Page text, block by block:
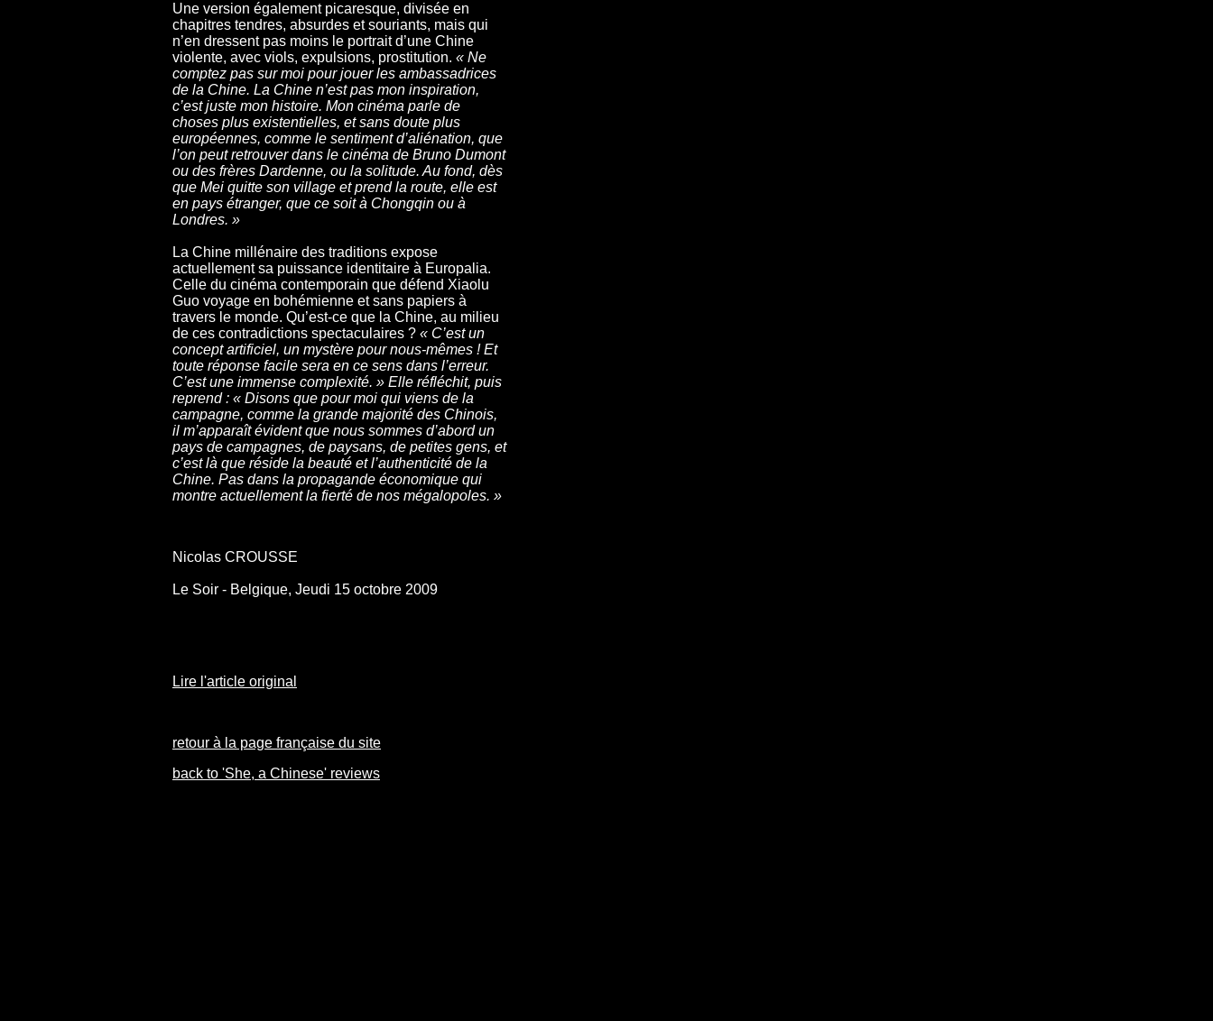
Une version également picaresque, divisée en
chapitres tendres, absurdes et souriants, mais qui
n’en dressent pas moins le portrait d’une Chine
violente, avec viols, expulsions, prostitution. « Ne
comptez pas sur moi pour jouer les ambassadrices
de la Chine. La Chine n’est pas mon inspiration,
c’est juste mon histoire. Mon cinéma parle de
choses plus existentielles, et sans doute plus
européennes, comme le sentiment d’aliénation, que
l’on peut retrouver dans le cinéma de Bruno Dumont
ou des frères Dardenne, ou la solitude. Au fond, dès
que Mei quitte son village et prend la route, elle est
en pays étranger, que ce soit à Chongqin ou à
Londres. »
La Chine millénaire des traditions expose
actuellement sa puissance identitaire à Europalia.
Celle du cinéma contemporain que défend Xiaolu
Guo voyage en bohémienne et sans papiers à
travers le monde. Qu’est-ce que la Chine, au milieu
de ces contradictions spectaculaires ? « C’est un
concept artificiel, un mystère pour nous-mêmes ! Et
toute réponse facile sera en ce sens dans l’erreur.
C’est une immense complexité. » Elle réfléchit, puis
reprend : « Disons que pour moi qui viens de la
campagne, comme la grande majorité des Chinois,
il m’apparaît évident que nous sommes d’abord un
pays de campagnes, de paysans, de petites gens, et
c’est là que réside la beauté et l’authenticité de la
Chine. Pas dans la propagande économique qui
montre actuellement la fierté de nos mégalopoles. »
Nicolas CROUSSE
Le Soir - Belgique, Jeudi 15 octobre 2009
Lire l'article original
retour à la page française du site
back to 'She, a Chinese' reviews